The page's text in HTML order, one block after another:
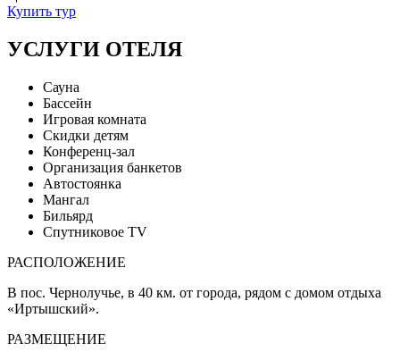
Купить тур
УСЛУГИ ОТЕЛЯ
Сауна
Бассейн
Игровая комната
Скидки детям
Конференц-зал
Организация банкетов
Автостоянка
Мангал
Бильярд
Спутниковое TV
РАСПОЛОЖЕНИЕ
В пос. Чернолучье, в 40 км. от города, рядом с домом отдыха
«Иртышский».
РАЗМЕЩЕНИЕ